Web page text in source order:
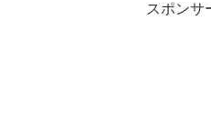
スポンサ